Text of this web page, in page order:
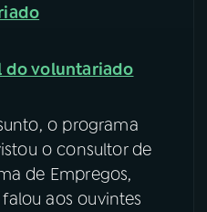
do voluntariado
o programa
o consultor de
de Empregos,
aos ouvintes